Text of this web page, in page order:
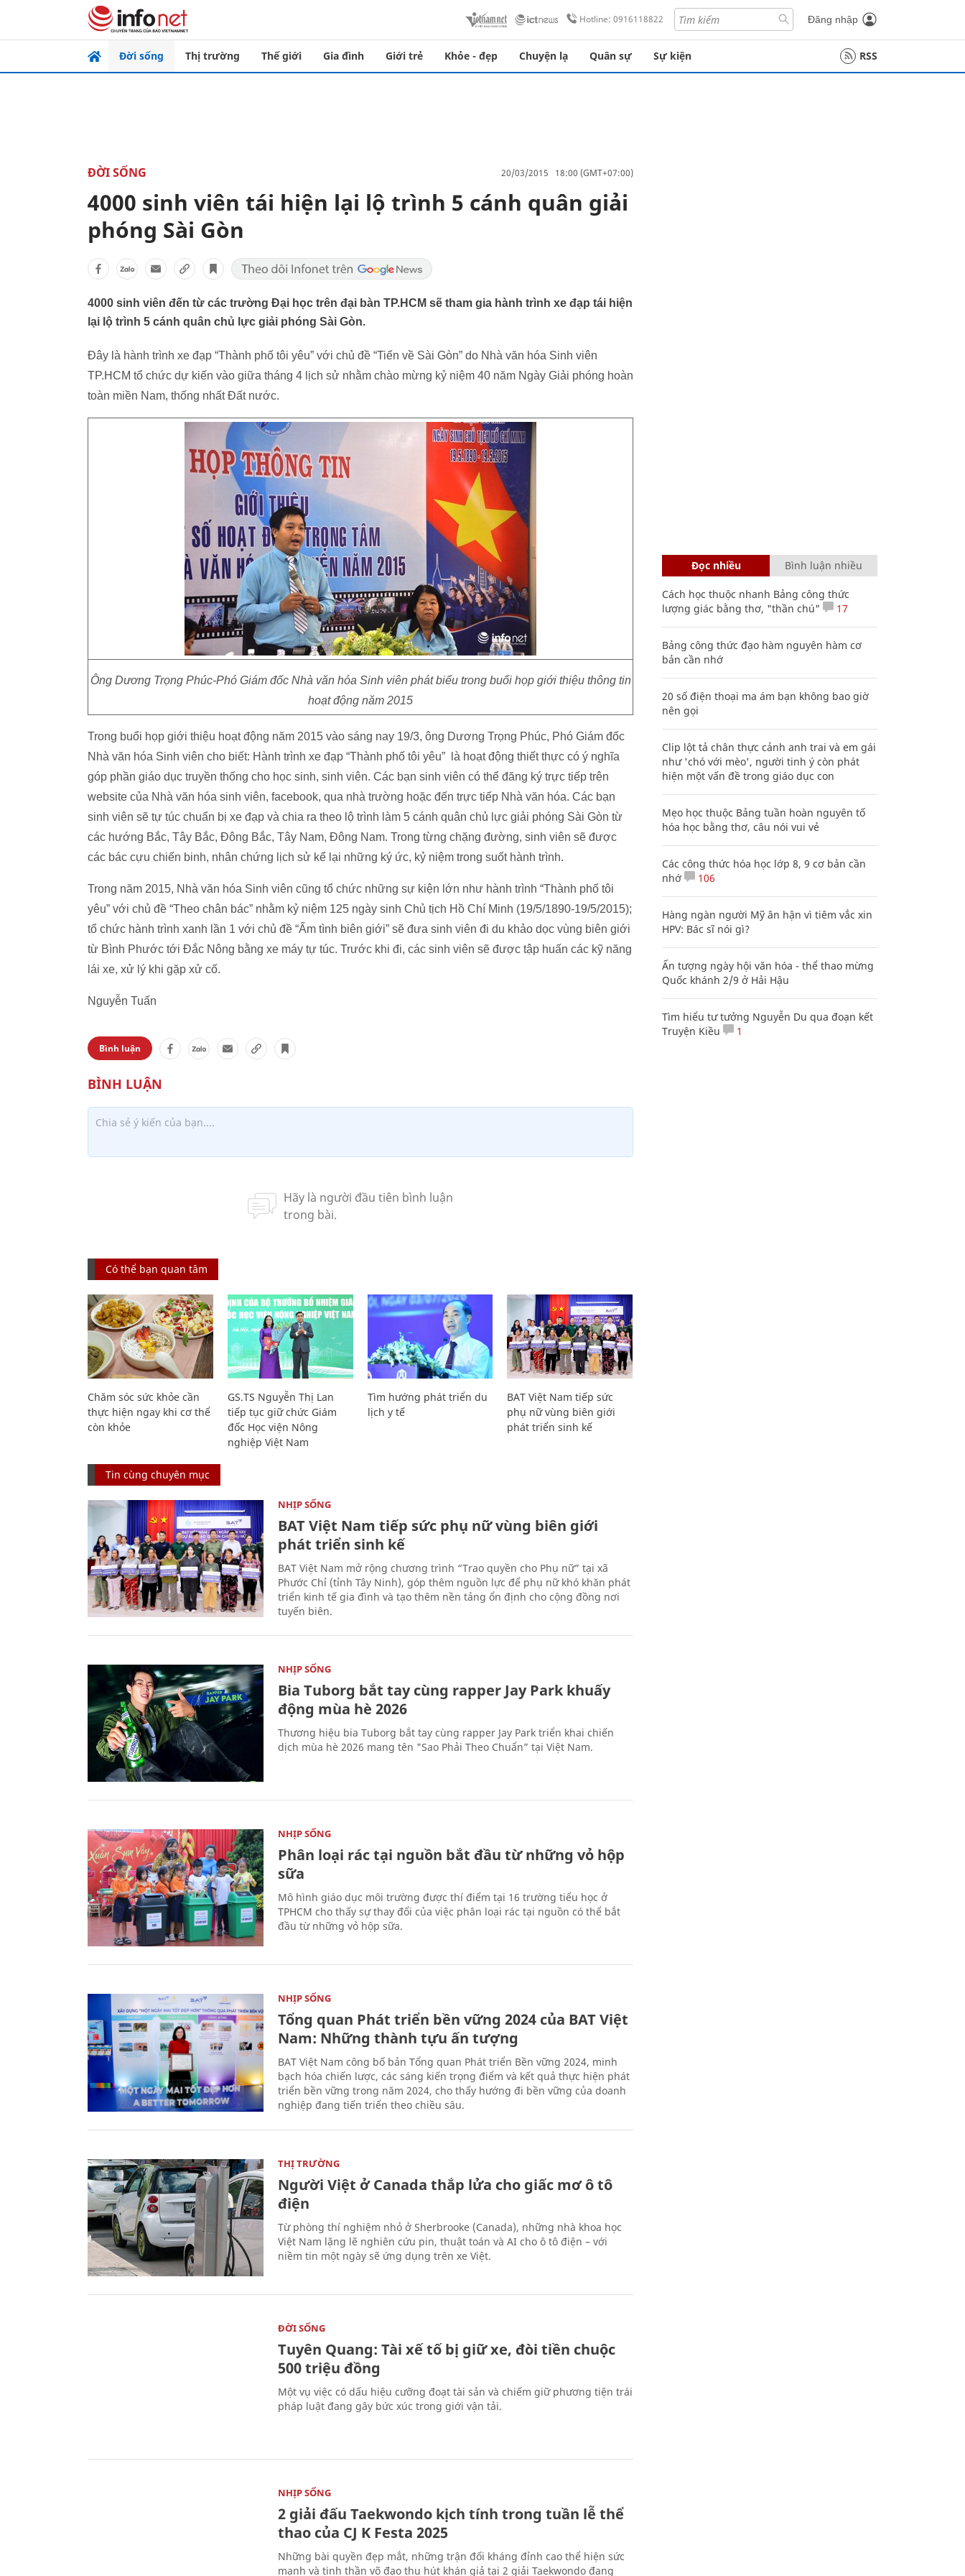
Hotline: 0916118822 Đăng nhập
Đời sống Thị trường Thế giới Gia đình Giới trẻ Khỏe - đẹp Chuyện lạ Quân sự Sự kiện RSS
ĐỜI SỐNG 20/03/2015 18:00 (GMT+07:00)
4000 sinh viên tái hiện lại lộ trình 5 cánh quân giải
phóng Sài Gòn
4000 sinh viên đến từ các trường Đại học trên đại bàn TP.HCM sẽ tham gia hành trình xe đạp tái hiện
lại lộ trình 5 cánh quân chủ lực giải phóng Sài Gòn.
Đây là hành trình xe đạp “Thành phố tôi yêu” với chủ đề “Tiến về Sài Gòn” do Nhà văn hóa Sinh viên
TP.HCM tổ chức dự kiến vào giữa tháng 4 lịch sử nhằm chào mừng kỷ niệm 40 năm Ngày Giải phóng hoàn
toàn miền Nam, thống nhất Đất nước.
Ông Dương Trọng Phúc-Phó Giám đốc Nhà văn hóa Sinh viên phát biểu trong buổi họp giới thiệu thông tin
hoạt động năm 2015
Trong buổi họp giới thiệu hoạt động năm 2015 vào sáng nay 19/3, ông Dương Trọng Phúc, Phó Giám đốc
Nhà văn hóa Sinh viên cho biết: Hành trình xe đạp “Thành phố tôi yêu” là hoạt động thiết thực có ý nghĩa
góp phần giáo dục truyền thống cho học sinh, sinh viên. Các bạn sinh viên có thể đăng ký trực tiếp trên
website của Nhà văn hóa sinh viên, facebook, qua nhà trường hoặc đến trực tiếp Nhà văn hóa. Các bạn
sinh viên sẽ tự túc chuẩn bị xe đạp và chia ra theo lộ trình làm 5 cánh quân chủ lực giải phóng Sài Gòn từ
các hướng Bắc, Tây Bắc, Đông Bắc, Tây Nam, Đông Nam. Trong từng chặng đường, sinh viên sẽ được
các bác cựu chiến binh, nhân chứng lịch sử kể lại những ký ức, kỷ niệm trong suốt hành trình.
Trong năm 2015, Nhà văn hóa Sinh viên cũng tổ chức những sự kiện lớn như hành trình “Thành phố tôi
yêu” với chủ đề “Theo chân bác” nhằm kỷ niệm 125 ngày sinh Chủ tịch Hồ Chí Minh (19/5/1890-19/5/2015);
tổ chức hành trình xanh lần 1 với chủ đề “Ấm tình biên giới” sẽ đưa sinh viên đi du khảo dọc vùng biên giới
từ Bình Phước tới Đắc Nông bằng xe máy tự túc. Trước khi đi, các sinh viên sẽ được tập huấn các kỹ năng
lái xe, xử lý khi gặp xử cố.
Nguyễn Tuấn
Bình luận
Có thể bạn quan tâm
Chăm sóc sức khỏe cần
thực hiện ngay khi cơ thể
còn khỏe
GS.TS Nguyễn Thị Lan
tiếp tục giữ chức Giám
đốc Học viện Nông
nghiệp Việt Nam
Tìm hướng phát triển du
lịch y tế
BAT Việt Nam tiếp sức
phụ nữ vùng biên giới
phát triển sinh kế
Tin cùng chuyên mục
NHỊP SỐNG
BAT Việt Nam tiếp sức phụ nữ vùng biên giới
phát triển sinh kế
BAT Việt Nam mở rộng chương trình “Trao quyền cho Phụ nữ” tại xã
Phước Chỉ (tỉnh Tây Ninh), góp thêm nguồn lực để phụ nữ khó khăn phát
triển kinh tế gia đình và tạo thêm nền tảng ổn định cho cộng đồng nơi
tuyến biên.
NHỊP SỐNG
Bia Tuborg bắt tay cùng rapper Jay Park khuấy
động mùa hè 2026
Thương hiệu bia Tuborg bắt tay cùng rapper Jay Park triển khai chiến
dịch mùa hè 2026 mang tên "Sao Phải Theo Chuẩn” tại Việt Nam.
NHỊP SỐNG
Phân loại rác tại nguồn bắt đầu từ những vỏ hộp
sữa
Mô hình giáo dục môi trường được thí điểm tại 16 trường tiểu học ở
TPHCM cho thấy sự thay đổi của việc phân loại rác tại nguồn có thể bắt
đầu từ những vỏ hộp sữa.
NHỊP SỐNG
Tổng quan Phát triển bền vững 2024 của BAT Việt
Nam: Những thành tựu ấn tượng
BAT Việt Nam công bố bản Tổng quan Phát triển Bền vững 2024, minh
bạch hóa chiến lược, các sáng kiến trọng điểm và kết quả thực hiện phát
triển bền vững trong năm 2024, cho thấy hướng đi bền vững của doanh
nghiệp đang tiến triển theo chiều sâu.
THỊ TRƯỜNG
Người Việt ở Canada thắp lửa cho giấc mơ ô tô
điện
Từ phòng thí nghiệm nhỏ ở Sherbrooke (Canada), những nhà khoa học
Việt Nam lặng lẽ nghiên cứu pin, thuật toán và AI cho ô tô điện – với
niềm tin một ngày sẽ ứng dụng trên xe Việt.
ĐỜI SỐNG
Tuyên Quang: Tài xế tố bị giữ xe, đòi tiền chuộc
500 triệu đồng
Một vụ việc có dấu hiệu cưỡng đoạt tài sản và chiếm giữ phương tiện trái
pháp luật đang gây bức xúc trong giới vận tải.
NHỊP SỐNG
2 giải đấu Taekwondo kịch tính trong tuần lễ thể
thao của CJ K Festa 2025
Những bài quyền đẹp mắt, những trận đối kháng đỉnh cao thể hiện sức
mạnh và tinh thần võ đạo thu hút khán giả tại 2 giải Taekwondo đang
Đọc nhiều Bình luận nhiều
Cách học thuộc nhanh Bảng công thức
lượng giác bằng thơ, "thần chú"
17
Bảng công thức đạo hàm nguyên hàm cơ
bản cần nhớ
20 số điện thoại ma ám bạn không bao giờ
nên gọi
Clip lột tả chân thực cảnh anh trai và em gái
như 'chó với mèo', người tinh ý còn phát
hiện một vấn đề trong giáo dục con
Mẹo học thuộc Bảng tuần hoàn nguyên tố
hóa học bằng thơ, câu nói vui vẻ
Các công thức hóa học lớp 8, 9 cơ bản cần
nhớ
106
Hàng ngàn người Mỹ ân hận vì tiêm vắc xin
HPV: Bác sĩ nói gì?
Ấn tượng ngày hội văn hóa - thể thao mừng
Quốc khánh 2/9 ở Hải Hậu
Tìm hiểu tư tưởng Nguyễn Du qua đoạn kết
Truyện Kiều
1